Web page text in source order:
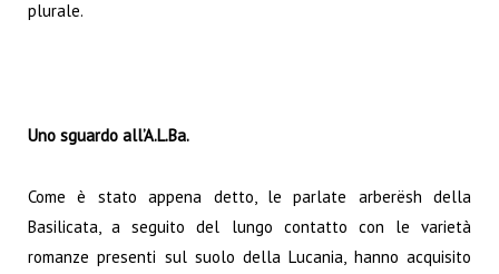
plurale.
Uno sguardo all’A.L.Ba.
Come è stato appena detto, le parlate arberësh della
Basilicata, a seguito del lungo contatto con le varietà
romanze presenti sul suolo della Lucania, hanno acquisito